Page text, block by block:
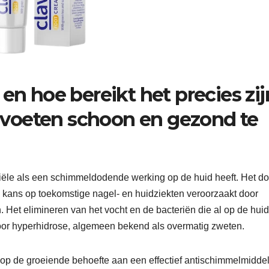
hoe bereikt het precies
schoon en gezond te
als een schimmeldodende werking op de huid heeft. Het
op toekomstige nagel- en huidziekten veroorzaakt door
elimineren van het vocht en de bacteriën die al op de huid
hyperhidrose, algemeen bekend als overmatig zweten.
de groeiende behoefte aan een effectief